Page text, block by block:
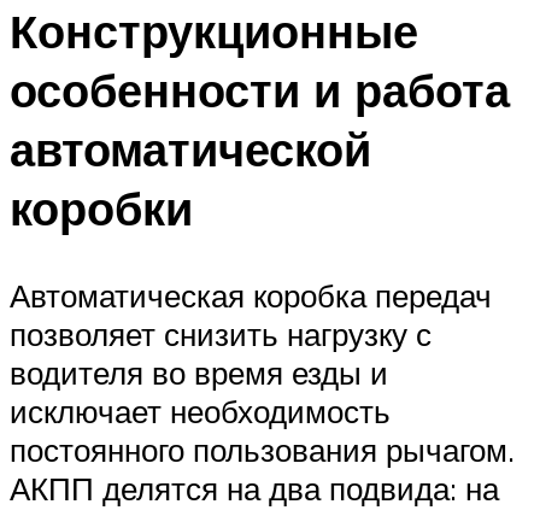
Конструкционные
особенности и работа
автоматической
коробки
Автоматическая коробка передач
позволяет снизить нагрузку с
водителя во время езды и
исключает необходимость
постоянного пользования рычагом.
АКПП делятся на два подвида: на